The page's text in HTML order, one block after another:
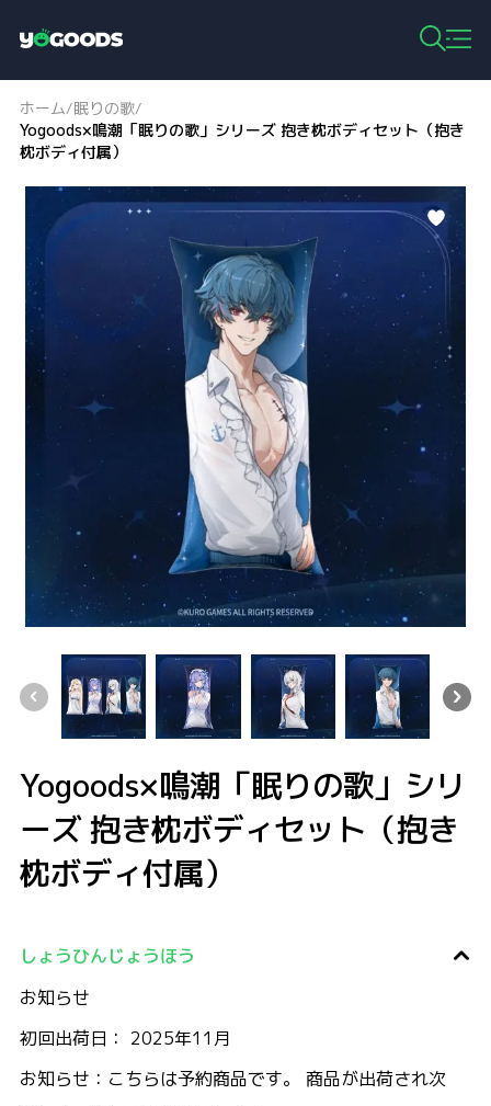
o
g
o
o
d
ホーム/眠りの歌/
Yogoods×鳴潮「眠りの歌」シリーズ 抱き枕ボディセット（抱き
枕ボディ付属）
Yogoods×鳴潮「眠りの歌」シリ
ーズ 抱き枕ボディセット（抱き
枕ボディ付属）
しょうひんじょうほう
お知らせ
初回出荷日： 2025年11月
お知らせ：こちらは予約商品です。 商品が出荷され次